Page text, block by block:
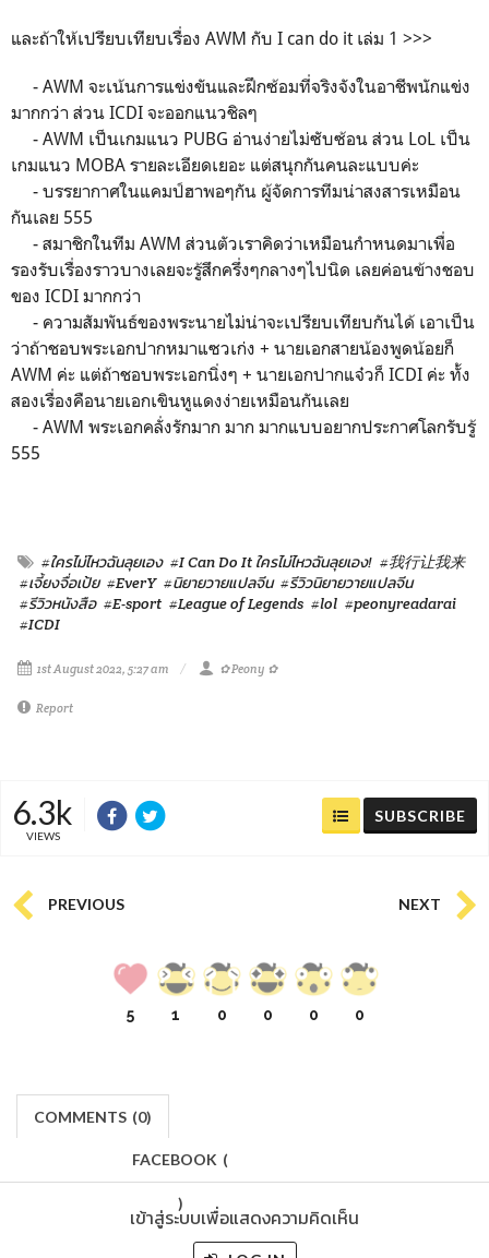
และถ้าให้เปรียบเทียบเรื่อง AWM กับ I can do it เล่ม 1 >>>
- AWM จะเน้นการแข่งขันและฝึกซ้อมที่จริงจังในอาชีพนักแข่ง
มากกว่า ส่วน ICDI จะออกแนวชิลๆ
- AWM เป็นเกมแนว PUBG อ่านง่ายไม่ซับซ้อน ส่วน LoL เป็น
เกมแนว MOBA รายละเอียดเยอะ แต่สนุกกันคนละแบบค่ะ
- บรรยากาศในแคมป์ฮาพอๆกัน ผู้จัดการทีมน่าสงสารเหมือน
กันเลย 555
- สมาชิกในทีม AWM ส่วนตัวเราคิดว่าเหมือนกำหนดมาเพื่อ
รองรับเรื่องราวบางเลยจะรู้สึกครึ่งๆกลางๆไปนิด เลยค่อนข้างชอบ
ของ ICDI มากกว่า
- ความสัมพันธ์ของพระนายไม่น่าจะเปรียบเทียบกันได้ เอาเป็น
ว่าถ้าชอบพระเอกปากหมาแซวเก่ง + นายเอกสายน้องพูดน้อยก็
AWM ค่ะ แต่ถ้าชอบพระเอกนิ่งๆ + นายเอกปากแจ๋วก็ ICDI ค่ะ ทั้ง
สองเรื่องคือนายเอกเขินหูแดงง่ายเหมือนกันเลย
- AWM พระเอกคลั่งรักมาก มาก มากแบบอยากประกาศโลกรับรู้
555
#ใครไม่ไหวฉันลุยเอง #I Can Do It ใครไม่ไหวฉันลุยเอง! #我行让我来
#เจี้ยงจื่อเป้ย #EverY #นิยายวายแปลจีน #รีวิวนิยายวายแปลจีน
#รีวิวหนังสือ #E-sport #League of Legends #lol #peonyreadarai
#ICDI
1st August 2022, 5:27 am ✿ Peony ✿
Report
6.3k
VIEWS
SUBSCRIBE
PREVIOUS NEXT
5 1 0 0 0 0
COMMENTS (0)
FACEBOOK (
)
เข้าสู่ระบบเพื่อแสดงความคิดเห็น